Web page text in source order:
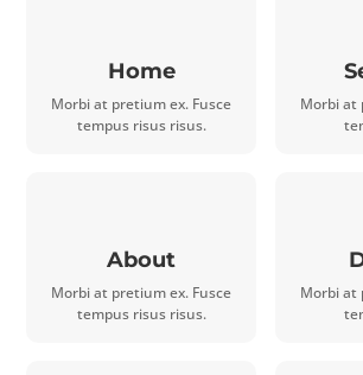
Home
Morbi at pretium ex. Fusce
tempus risus risus.
About
Morbi at pretium ex. Fusce
tempus risus risus.
Morbi at
Morbi at